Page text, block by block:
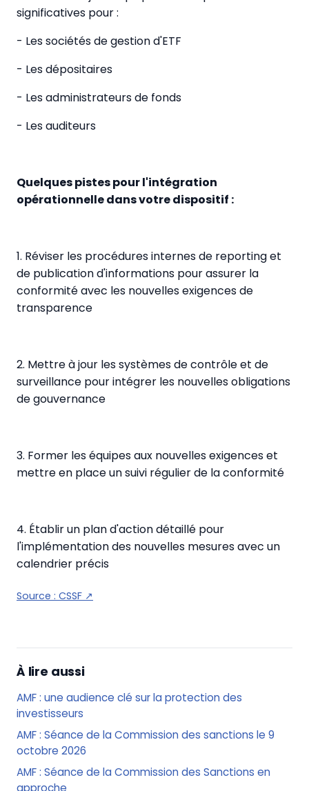
significatives pour :
- Les sociétés de gestion d'ETF
- Les dépositaires
- Les administrateurs de fonds
- Les auditeurs
Quelques pistes pour l'intégration
opérationnelle dans votre dispositif :
1. Réviser les procédures internes de reporting et
de publication d'informations pour assurer la
conformité avec les nouvelles exigences de
transparence
2. Mettre à jour les systèmes de contrôle et de
surveillance pour intégrer les nouvelles obligations
de gouvernance
3. Former les équipes aux nouvelles exigences et
mettre en place un suivi régulier de la conformité
4. Établir un plan d'action détaillé pour
l'implémentation des nouvelles mesures avec un
calendrier précis
Source : CSSF ↗
À lire aussi
AMF : une audience clé sur la protection des
investisseurs
AMF : Séance de la Commission des sanctions le 9
octobre 2026
AMF : Séance de la Commission des Sanctions en
approche